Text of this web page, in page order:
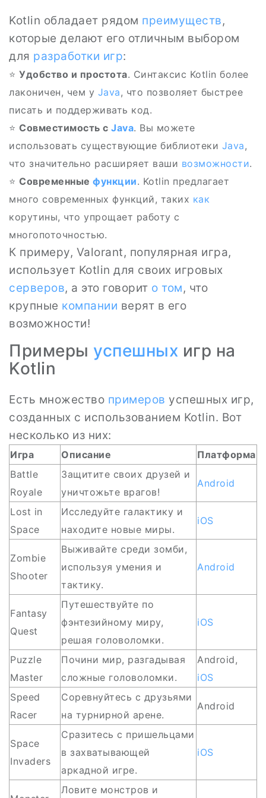
Kotlin обладает рядом преимуществ,
которые делают его отличным выбором
для разработки игр:
⭐ Удобство и простота. Синтаксис Kotlin более
лаконичен, чем у Java, что позволяет быстрее
писать и поддерживать код.
⭐ Совместимость с Java. Вы можете
использовать существующие библиотеки Java,
что значительно расширяет ваши возможности.
⭐ Современные функции. Kotlin предлагает
много современных функций, таких как
корутины, что упрощает работу с
многопоточностью.
К примеру, Valorant, популярная игра,
использует Kotlin для своих игровых
серверов, а это говорит о том, что
крупные компании верят в его
возможности!
Примеры успешных игр на
Kotlin
Есть множество примеров успешных игр,
созданных с использованием Kotlin. Вот
несколько из них:
Игра Описание
Платформа
Battle
Royale
Защитите своих друзей и
уничтожьте врагов!
Android
Lost in
Space
Исследуйте галактику и
находите новые миры.
iOS
Zombie
Shooter
Выживайте среди зомби,
используя умения и
тактику.
Android
Fantasy
Quest
Путешествуйте по
фэнтезийному миру,
решая головоломки.
iOS
Puzzle
Master
Почини мир, разгадывая
сложные головоломки.
Android,
iOS
Speed
Racer
Соревнуйтесь с друзьями
на турнирной арене.
Android
Space
Invaders
Сразитесь с пришельцами
в захватывающей
аркадной игре.
iOS
Ловите монстров и